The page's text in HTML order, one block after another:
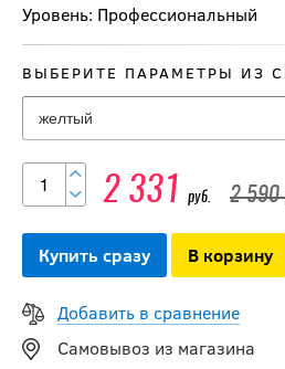
Уровень: Профессиональный
ВЫБЕРИТЕ ПАРАМЕТРЫ ИЗ
2 331 руб. 2 590
Купить сразу В корзину
Добавить в сравнение
Самовывоз из магазина